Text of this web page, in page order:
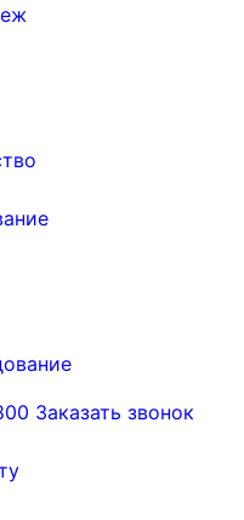
Заказать звонок